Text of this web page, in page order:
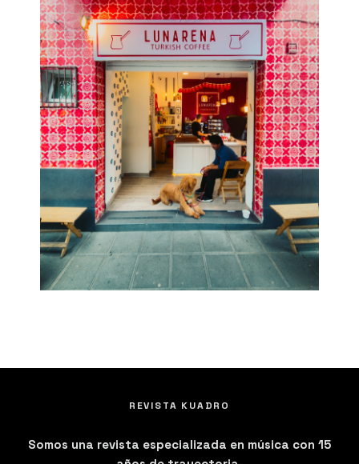
REVISTA KUADRO
Somos una revista especializada en música con 15